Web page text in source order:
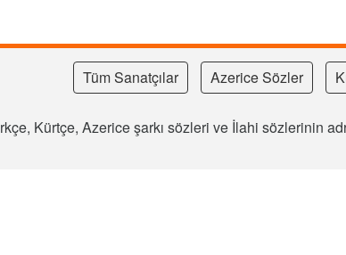
Tüm Sanatçılar Azerice Sözler
Kürtçe, Azerice şarkı sözleri ve İlahi sözlerinin